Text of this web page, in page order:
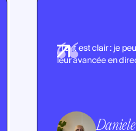
"Tout est clair : je
leur avancée en
Daniele